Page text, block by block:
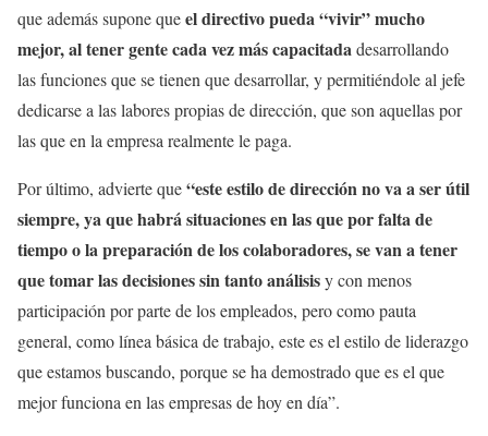
que además supone queel directivo pueda “vivir” mucho
mejor, al tener gente cada vez más capacitadadesarrollando
las funciones que se tienen que desarrollar, y permitiéndole al jefe
dedicarse a las labores propias de dirección, que son aquellas por
las que en la empresa realmente le paga.
Por último, advierte que“este estilo de dirección no va a ser útil
siempre, ya que habrá situaciones en las que por falta de
tiempo o la preparación de los colaboradores, se van a tener
que tomar las decisiones sin tanto análisisy con menos
participación por parte de los empleados, pero como pauta
general, como línea básica de trabajo, este es el estilo de liderazgo
que estamos buscando, porque se ha demostrado que es el que
mejor funciona en las empresas de hoy en día”.